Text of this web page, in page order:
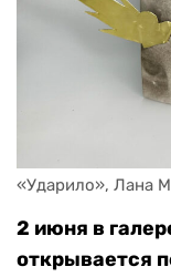
«Ударило», Лана
2 июня в
открывается